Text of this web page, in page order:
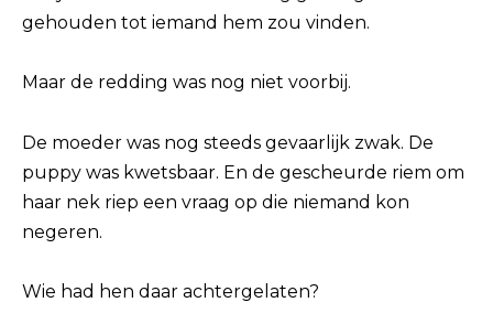
gehouden tot iemand hem zou vinden.
Maar de redding was nog niet voorbij.
De moeder was nog steeds gevaarlijk zwak. De
puppy was kwetsbaar. En de gescheurde riem om
haar nek riep een vraag op die niemand kon
negeren.
Wie had hen daar achtergelaten?